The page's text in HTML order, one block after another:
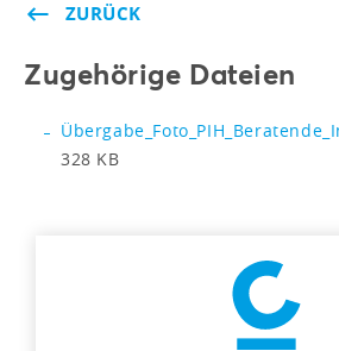
ZURÜCK
Zugehörige Dateien
328 KB